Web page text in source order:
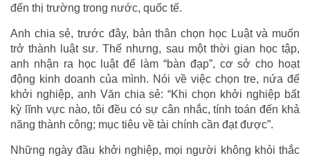
đến thị trường trong nước, quốc tế.
Anh chia sẻ, trước đây, bản thân chọn học Luật và muốn
trở thành luật sư. Thế nhưng, sau một thời gian học tập,
anh nhận ra học luật để làm “bàn đạp”, cơ sở cho hoạt
động kinh doanh của mình. Nói về việc chọn tre, nứa để
khởi nghiệp, anh Văn chia sẻ: “Khi chọn khởi nghiệp bất
kỳ lĩnh vực nào, tôi đều có sự cân nhắc, tính toán đến khả
năng thành công; mục tiêu về tài chính cần đạt được”.
Những ngày đầu khởi nghiệp, mọi người không khỏi thắc